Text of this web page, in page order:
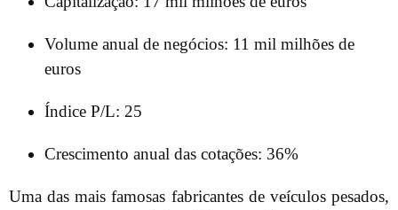
Volume anual de negócios: 11 mil milhões de
euros
Índice P/L: 25
Crescimento anual das cotações: 36%
Uma das mais famosas fabricantes de veículos pesados,